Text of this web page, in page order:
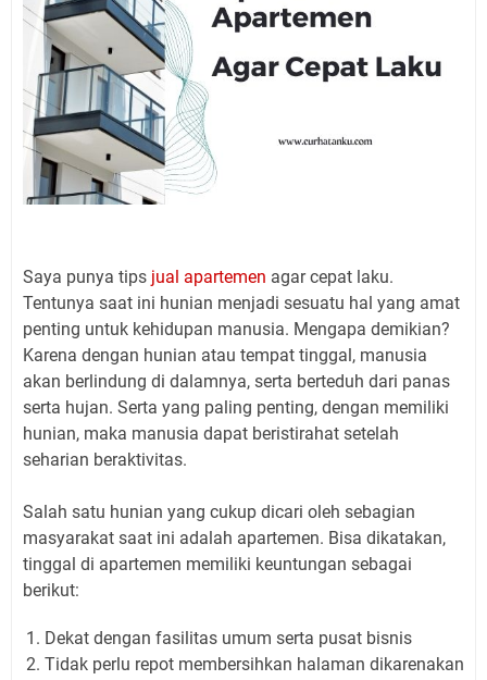
Saya punya tips jual apartemen agar cepat laku.
Tentunya saat ini hunian menjadi sesuatu hal yang amat
penting untuk kehidupan manusia. Mengapa demikian?
Karena dengan hunian atau tempat tinggal, manusia
akan berlindung di dalamnya, serta berteduh dari panas
serta hujan. Serta yang paling penting, dengan memiliki
hunian, maka manusia dapat beristirahat setelah
seharian beraktivitas.
Salah satu hunian yang cukup dicari oleh sebagian
masyarakat saat ini adalah apartemen. Bisa dikatakan,
tinggal di apartemen memiliki keuntungan sebagai
berikut:
Dekat dengan fasilitas umum serta pusat bisnis
Tidak perlu repot membersihkan halaman dikarenakan